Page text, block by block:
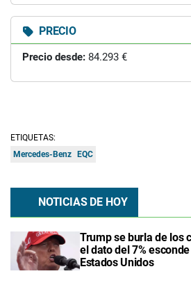
PRECIO
Precio desde: 84.293 €
ETIQUETAS:
Mercedes-Benz EQC
NOTICIAS DE HOY
Trump se burla de los
el dato del 7%
Estados Unidos